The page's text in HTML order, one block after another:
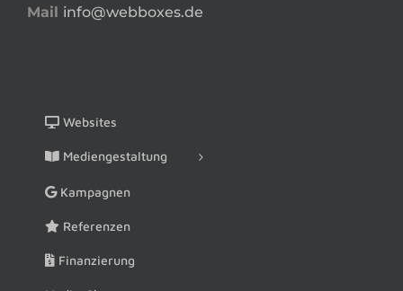
Mail info@webboxes.de
Websites
Mediengestaltung
Kampagnen
Referenzen
Finanzierung